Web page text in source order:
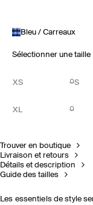
Bleu / Carreaux
Sélectionner une taille
XS S
XL
Trouver en boutique
Livraison et retours
Détails et description
Guide des tailles
Les essentiels de style